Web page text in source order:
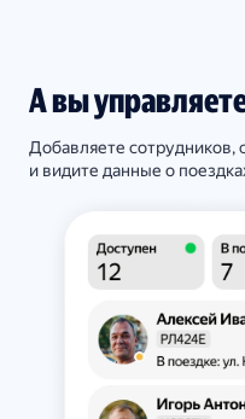
А вы
Добавляете сотрудников,
и видите данные о